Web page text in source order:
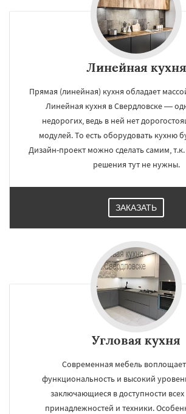
Линейная кухня
Прямая (линейная) кухня обладает
Линейная кухня в Свердловске —
недорогих, ведь в ней нет
модулей. То есть оборудовать кухню
Дизайн-проект можно сделать самим,
решения тут не нужны.
ЗАКАЗАТЬ
Угловая кухня
Современная мебель воплощает
функциональность и высокий
заключающиеся в доступности
принадлежностей и техники.